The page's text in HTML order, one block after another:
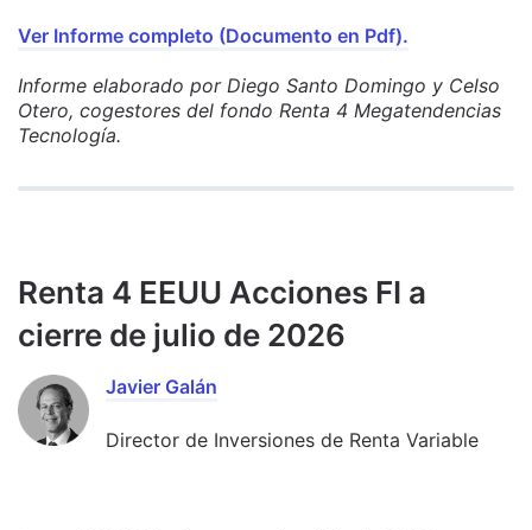
Ver Informe completo (Documento en Pdf).
Informe elaborado por Diego Santo Domingo y Celso
Otero, cogestores del fondo Renta 4 Megatendencias
Tecnología.
Renta 4 EEUU Acciones FI a
cierre de julio de 2026
Javier Galán
Director de Inversiones de Renta Variable